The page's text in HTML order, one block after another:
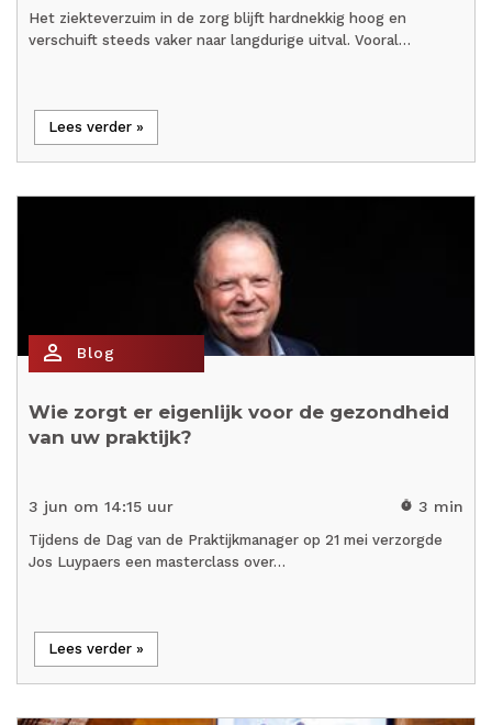
Het ziekteverzuim in de zorg blijft hardnekkig hoog en
verschuift steeds vaker naar langdurige uitval. Vooral…
Lees verder »
person_outline Blog
Wie zorgt er eigenlijk voor de gezondheid
van uw praktijk?
3 jun om 14:15 uur timer 3 min
Tijdens de Dag van de Praktijkmanager op 21 mei verzorgde
Jos Luypaers een masterclass over…
Lees verder »